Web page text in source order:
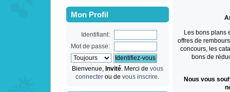
Mon Profil
Identifiant:
Mot de passe:
Bienvenue, Invité. Merci de vous
connecter ou devous inscrire.
Les bons plans
offres de
concours, les
bons de
Nous vous